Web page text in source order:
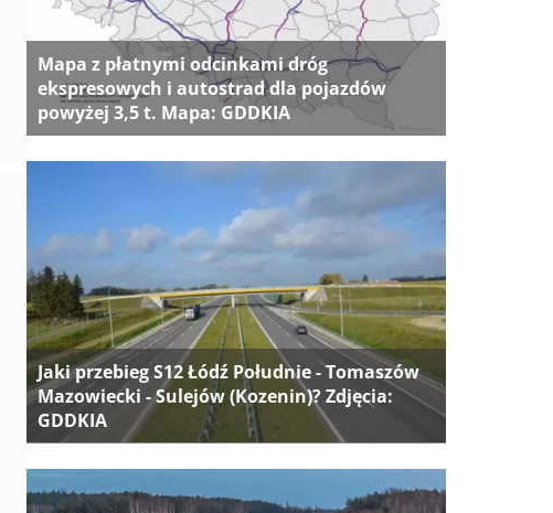
Mapa z płatnymi odcinkami dróg
ekspresowych i autostrad dla pojazdów
powyżej 3,5 t. Mapa: GDDKIA
Jaki przebieg S12 Łódź Południe - Tomaszów
Mazowiecki - Sulejów (Kozenin)? Zdjęcia:
GDDKIA